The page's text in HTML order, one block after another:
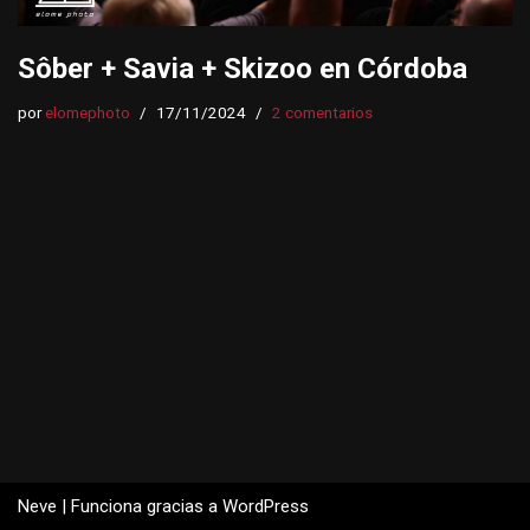
Sôber + Savia + Skizoo en Córdoba
porelomephoto 17/11/2024 2 comentarios
Neve | Funciona gracias a WordPress